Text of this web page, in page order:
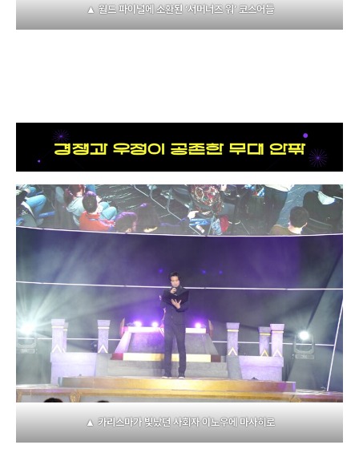
▲ 월드 파이널에 소환된 ‘서머너즈 워’ 코스어들
▲ 카리스마가 빛났던 사회자 이노우에 마사히로